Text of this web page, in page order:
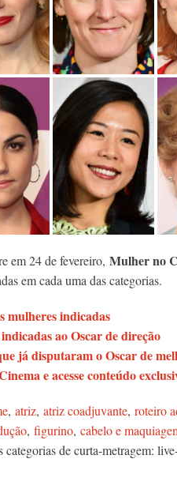
em 24 de fevereiro, Mulher no
em cada uma das categorias.
mulheres indicadas
ao Oscar de direção
já disputaram o Oscar de
e acesse conteúdo
, atriz, atriz coadjuvante, roteiro
, figurino, cabelo e
categorias de curta-metragem: